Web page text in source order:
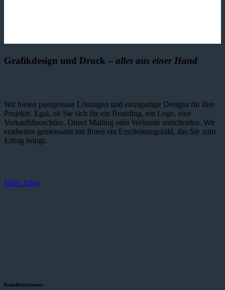
Grafikdesign und Druck – alles aus einer Hand
Wir bieten passgenaue Lösungen und einzig­artige Designs für Ihre
Projekte. Egal, ob Sie sich für ein Branding, ein Logo, eine
Verkaufsbroschüre, Direct Mailing oder Webseite entscheiden. Wir
erarbeiten gemeinsam mit Ihnen ein Erscheinungsbild, das Sie zum
Erfolg bringt.
Mehr Infos
Kundenstimmen